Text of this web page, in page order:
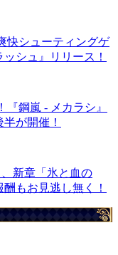
快シューティングゲ
シュ』リリース！
鋼嵐 - メカラシ』
が開催！
新章「氷と血の
もお見逃し無く！